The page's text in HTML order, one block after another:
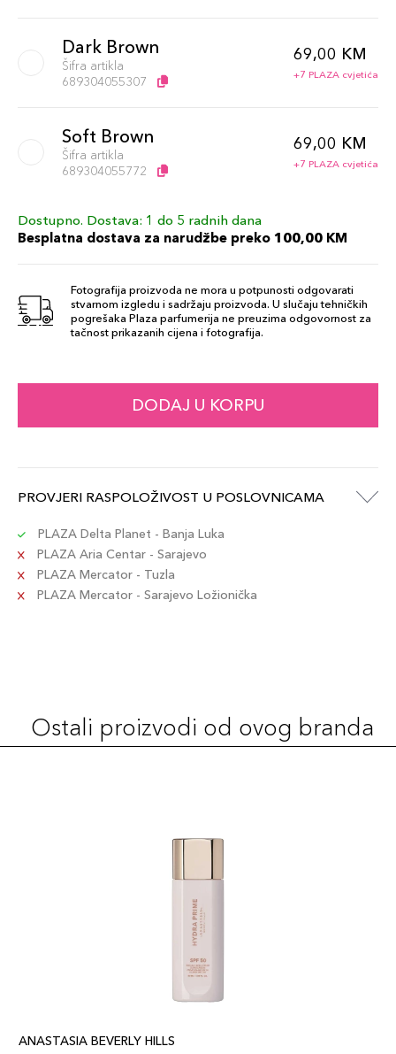
Dark Brown
Šifra artikla
689304055307
69,00 KM
+7 PLAZA cvjetića
Soft Brown
Šifra artikla
689304055772
69,00 KM
+7 PLAZA cvjetića
Granite
Šifra artikla
69,00 KM
Caramel
Šifra artikla
69,00 KM
Taupe
689304055222
69,00 KM
Dostupno. Dostava: 1 do 5 radnih dana
Besplatna dostava za narudžbe preko 100,00 KM
Fotografija proizvoda ne mora u potpunosti odgovarati
stvarnom izgledu i sadržaju proizvoda. U slučaju tehničkih
pogrešaka Plaza parfumerija ne preuzima odgovornost za
tačnost prikazanih cijena i fotografija.
DODAJ U KORPU
PROVJERI RASPOLOŽIVOST U POSLOVNICAMA
PLAZA Delta Planet - Banja Luka
PLAZA Aria Centar - Sarajevo
PLAZA Mercator - Tuzla
PLAZA Mercator - Sarajevo Ložionička
Ostali proizvodi od ovog branda
ANASTASIA BEVERLY HILLS